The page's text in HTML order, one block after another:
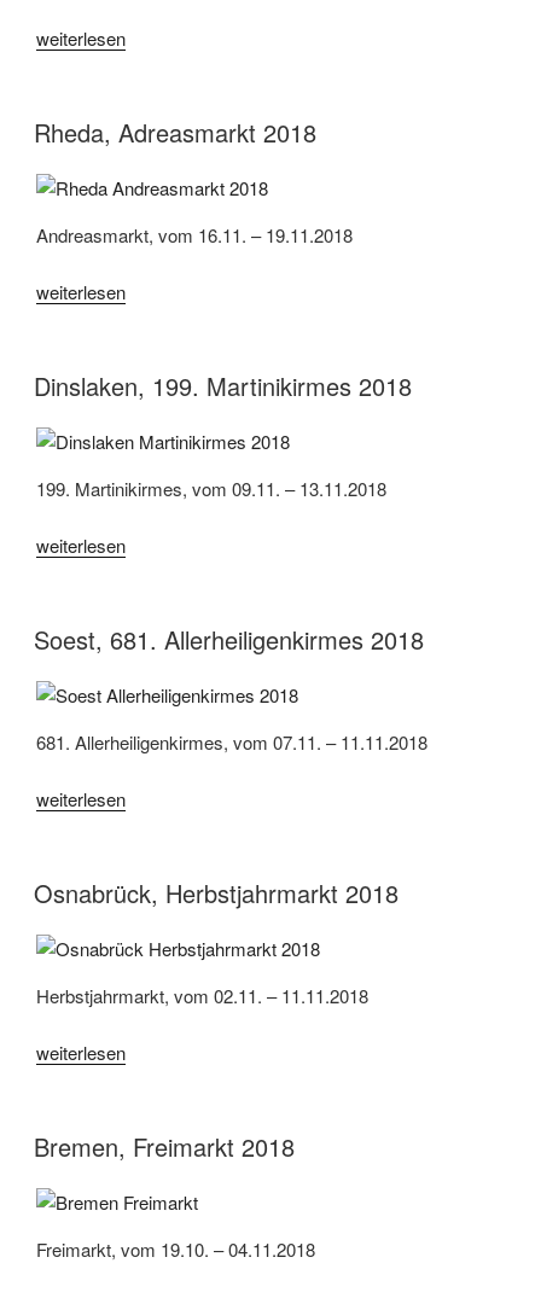
„Herne-
Cranger
Weihnachtszauber
2018“
weiterlesen
Rheda, Adreasmarkt 2018
Andreasmarkt, vom 16.11. – 19.11.2018
„Rheda,
weiterlesen
Dinslaken, 199. Martinikirmes 2018
199. Martinikirmes, vom 09.11. – 13.11.2018
„Dinslaken,
2018“
weiterlesen
Soest, 681. Allerheiligenkirmes 2018
681. Allerheiligenkirmes, vom 07.11. – 11.11.2018
„Soest,
2018“
weiterlesen
Osnabrück, Herbstjahrmarkt 2018
Herbstjahrmarkt, vom 02.11. – 11.11.2018
„Osnabrück,
weiterlesen
Bremen, Freimarkt 2018
Freimarkt, vom 19.10. – 04.11.2018